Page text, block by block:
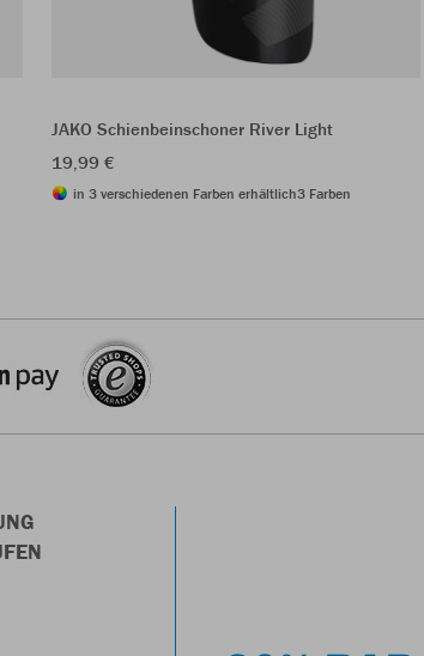
JAKO Schienbeinschoner River Light
19,99 €
in 3 verschiedenen Farben erhältlich3 Farben